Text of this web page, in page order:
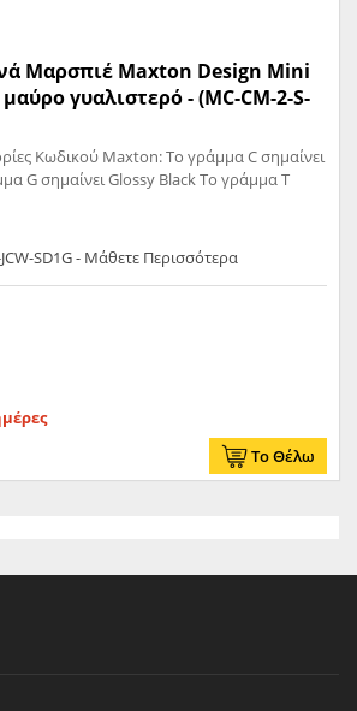
Μαρσπιέ Maxton Design Mini
γυαλιστερό - (MC-CM-2-S-
Κωδικού Maxton: Το γράμμα C σημαίνει
G σημαίνει Glossy Black Το γράμμα T
SD1G - Μάθετε Περισσότερα
Το Θέλω